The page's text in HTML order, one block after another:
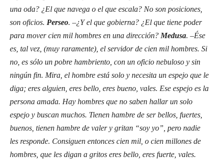
una oda? ¿El que navega o el que escala? No son posiciones,
son oficios. Perseo. –¿Y el que gobierna? ¿El que tiene poder
para mover cien mil hombres en una dirección? Medusa. –Ése
es, tal vez, (muy raramente), el servidor de cien mil hombres. Si
no, es sólo un pobre hambriento, con un oficio nebuloso y sin
ningún fin. Mira, el hombre está solo y necesita un espejo que le
diga; eres alguien, eres bello, eres bueno, vales. Ese espejo es la
persona amada. Hay hombres que no saben hallar un solo
espejo y buscan muchos. Tienen hambre de ser bellos, fuertes,
buenos, tienen hambre de valer y gritan “soy yo”, pero nadie
les responde. Consiguen entonces cien mil, o cien millones de
hombres, que les digan a gritos eres bello, eres fuerte, vales.